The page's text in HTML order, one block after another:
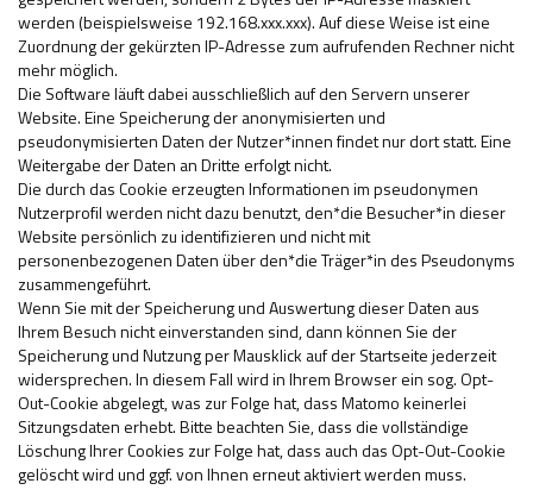
werden (beispielsweise 192.168.xxx.xxx). Auf diese Weise ist eine
Zuordnung der gekürzten IP-Adresse zum aufrufenden Rechner nicht
mehr möglich.
Die Software läuft dabei ausschließlich auf den Servern unserer
Website. Eine Speicherung der anonymisierten und
pseudonymisierten Daten der Nutzer*innen findet nur dort statt. Eine
Weitergabe der Daten an Dritte erfolgt nicht.
Die durch das Cookie erzeugten Informationen im pseudonymen
Nutzerprofil werden nicht dazu benutzt, den*die Besucher*in dieser
Website persönlich zu identifizieren und nicht mit
personenbezogenen Daten über den*die Träger*in des Pseudonyms
zusammengeführt.
Wenn Sie mit der Speicherung und Auswertung dieser Daten aus
Ihrem Besuch nicht einverstanden sind, dann können Sie der
Speicherung und Nutzung per Mausklick auf der Startseite jederzeit
widersprechen. In diesem Fall wird in Ihrem Browser ein sog. Opt-
Out-Cookie abgelegt, was zur Folge hat, dass Matomo keinerlei
Sitzungsdaten erhebt. Bitte beachten Sie, dass die vollständige
Löschung Ihrer Cookies zur Folge hat, dass auch das Opt-Out-Cookie
gelöscht wird und ggf. von Ihnen erneut aktiviert werden muss.